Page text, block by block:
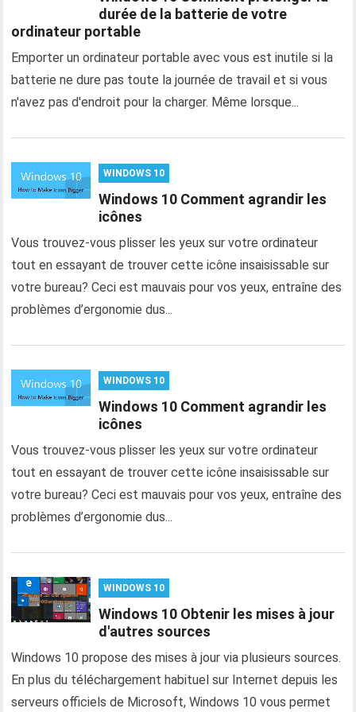
durée de la batterie de votre
ordinateur portable
Emporter un ordinateur portable avec vous est inutile si la
batterie ne dure pas toute la journée de travail et si vous
n'avez pas d'endroit pour la charger. Même lorsque...
WINDOWS 10
Windows 10 Comment agrandir les
icônes
Vous trouvez-vous plisser les yeux sur votre ordinateur
tout en essayant de trouver cette icône insaisissable sur
votre bureau? Ceci est mauvais pour vos yeux, entraîne des
problèmes d’ergonomie dus...
WINDOWS 10
Windows 10 Comment agrandir les
icônes
Vous trouvez-vous plisser les yeux sur votre ordinateur
tout en essayant de trouver cette icône insaisissable sur
votre bureau? Ceci est mauvais pour vos yeux, entraîne des
problèmes d’ergonomie dus...
WINDOWS 10
Windows 10 Obtenir les mises à jour
d'autres sources
Windows 10 propose des mises à jour via plusieurs sources.
En plus du téléchargement habituel sur Internet depuis les
serveurs officiels de Microsoft, Windows 10 vous permet